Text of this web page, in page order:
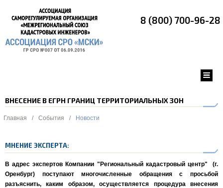
8 (800) 700-96-28
ВНЕСЕНИЕ В ЕГРН ГРАНИЦ ТЕРРИТОРИАЛЬНЫХ ЗОН
Главная / События / Новости
МНЕНИЕ ЭКСПЕРТА:
В адрес экспертов Компании "Региональный кадастровый центр"
(г.
Оренбург) поступают многочисленные обращения с просьбой
разъяснить, каким образом, осуществляется процедура внесения